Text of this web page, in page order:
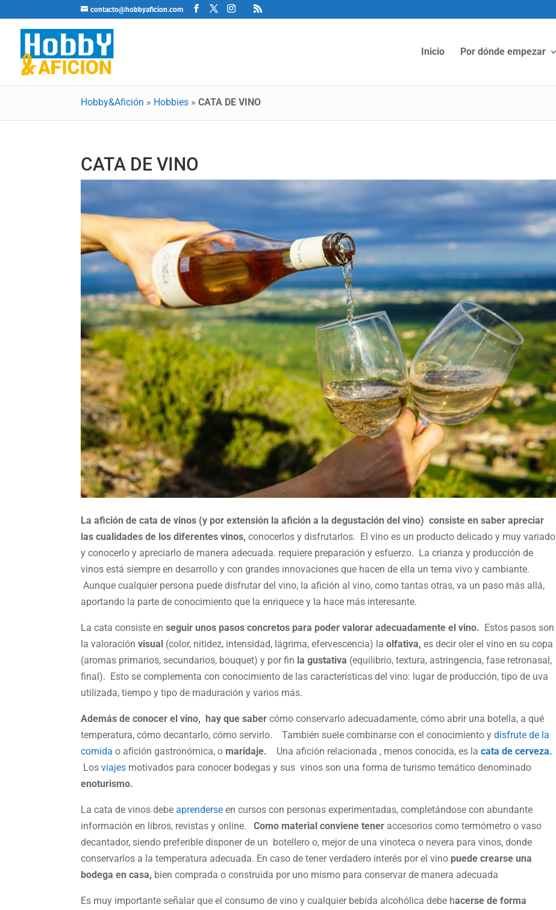
contacto@hobbyaficion.com
Hobby&Afición » Hobbies »CATA DE VINO
Inicio Por dónde empezar
CATA DE VINO
La afición de cata de vinos (y por extensión la afición a la degustación del vino) consiste en saber apreciar
las cualidades de los diferentes vinos, conocerlos y disfrutarlos. El vino es un producto delicado y muy variado
y conocerlo y apreciarlo de manera adecuada. requiere preparación y esfuerzo. La crianza y producción de
vinos está siempre en desarrollo y con grandes innovaciones que hacen de ella un tema vivo y cambiante.
Aunque cualquier persona puede disfrutar del vino, la afición al vino, como tantas otras, va un paso más allá,
aportando la parte de conocimiento que la enriquece y la hace más interesante.
La cata consiste enseguir unos pasos concretos para poder valorar adecuadamente el vino. Estos pasos son
la valoraciónvisual (color, nitidez, intensidad, lágrima, efervescencia) laolfativa, es decir oler el vino en su copa
(aromas primarios, secundarios, bouquet) y por fin la gustativa (equilibrio, textura, astringencia, fase retronasal,
final). Esto se complementa con conocimiento de las características del vino: lugar de producción, tipo de uva
utilizada, tiempo y tipo de maduración y varios más.
Además de conocer el vino, hay que saber cómo conservarlo adecuadamente, cómo abrir una botella, a qué
temperatura, cómo decantarlo, cómo servirlo. También suele combinarse con el conocimiento ydisfrute de la
comida o afición gastronómica, o maridaje. Una afición relacionada , menos conocida, es lacata de cerveza.
Losviajes motivados para conocer bodegas y sus vinos son una forma de turismo temático denominado
enoturismo.
La cata de vinos debeaprenderse en cursos con personas experimentadas, completándose con abundante
información en libros, revistas y online.
Como material conviene tener accesorios como termómetro o vaso
decantador, siendo preferible disponer de un botellero o, mejor de una vinoteca o nevera para vinos, donde
conservarlos a la temperatura adecuada. En caso de tener verdadero interés por el vino puede crearse una
bodega en casa, bien comprada o construida por uno mismo para conservar de manera adecuada
Es muy importante señalar que el consumo de vino y cualquier bebida alcohólica debe hacerse de forma